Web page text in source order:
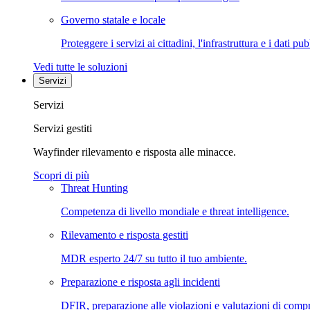
Governo statale e locale
Proteggere i servizi ai cittadini, l'infrastruttura e i dati
Vedi tutte le soluzioni
Servizi
Servizi
Servizi gestiti
Wayfinder rilevamento e risposta alle minacce.
Scopri di più
Threat Hunting
Competenza di livello mondiale e threat intelligence.
Rilevamento e risposta gestiti
MDR esperto 24/7 su tutto il tuo ambiente.
Preparazione e risposta agli incidenti
DFIR, preparazione alle violazioni e valutazioni di